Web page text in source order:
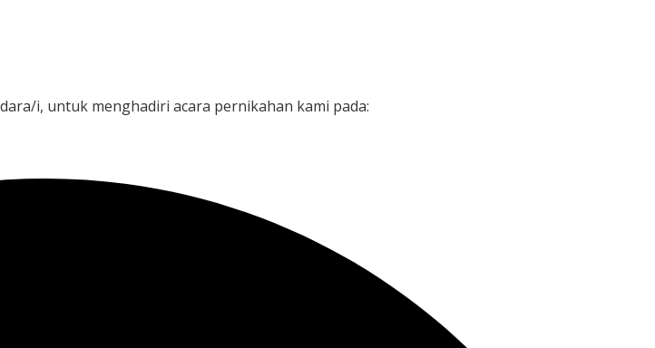
i, untuk menghadiri acara pernikahan kami pada: